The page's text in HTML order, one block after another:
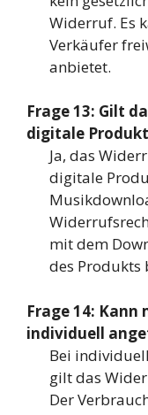
Widerruf. Es
Verkäufer
anbietet.
Frage 13: Gilt
digitale
Ja, das
digitale
mit dem
des Produkts
Frage 14: Kann
individuell
Bei
gilt das
Der